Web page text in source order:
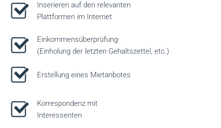
Inserieren auf den relevanten
Plattformen im Internet
Einkommensüberprüfung
(Einholung der letzten Gehaltszettel, etc.)
Erstellung eines Mietanbotes
Korrespondenz mit
Interessenten